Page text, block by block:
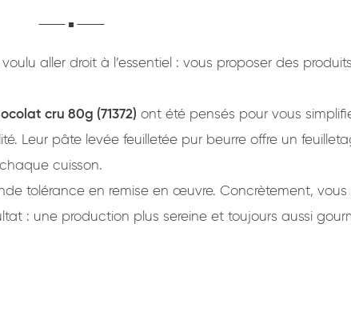
aller droit à l’essentiel : vous proposer des
cru 80g (71372) ont été pensés pour vous
Leur pâte levée feuilletée pur beurre offre un
cuisson.
tolérance en remise en œuvre. Concrètement,
: une production plus sereine et toujours aussi